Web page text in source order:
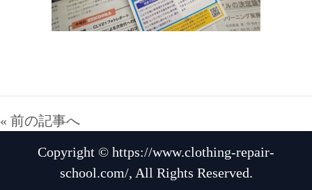
« 前の記事へ
Copyright © https://www.clothing-repair-
school.com/, All Rights Reserved.